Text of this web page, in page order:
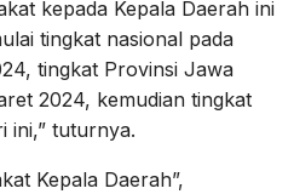
kepada Kepala Daerah ini
tingkat nasional pada
tingkat Provinsi Jawa
2024, kemudian tingkat
ini,” tuturnya.
Kepala Daerah”,